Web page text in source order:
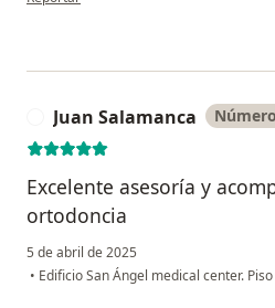
Juan Salamanca
Excelente asesoría y
ortodoncia
5 de abril de 2025
• Edificio San Ángel medical center.